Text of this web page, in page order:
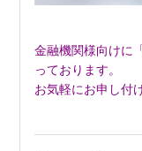
金融機関様向けに
っております。
お気軽にお申し付